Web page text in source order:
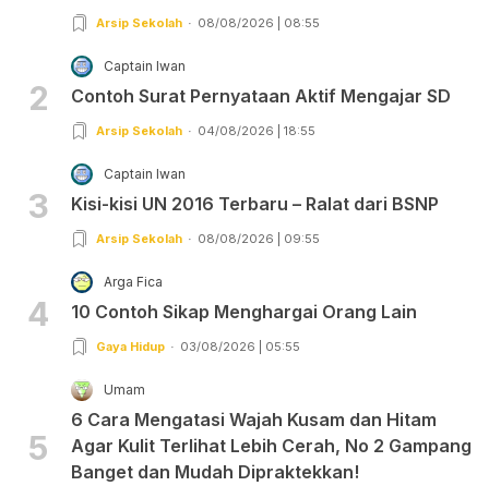
Arsip Sekolah 08/08/2026 | 08:55
2
Captain Iwan
Contoh Surat Pernyataan Aktif Mengajar SD
Arsip Sekolah 04/08/2026 | 18:55
3
Captain Iwan
Kisi-kisi UN 2016 Terbaru – Ralat dari BSNP
Arsip Sekolah 08/08/2026 | 09:55
4
Arga Fica
10 Contoh Sikap Menghargai Orang Lain
Gaya Hidup 03/08/2026 | 05:55
5
Umam
6 Cara Mengatasi Wajah Kusam dan Hitam
Agar Kulit Terlihat Lebih Cerah, No 2 Gampang
Banget dan Mudah Dipraktekkan!